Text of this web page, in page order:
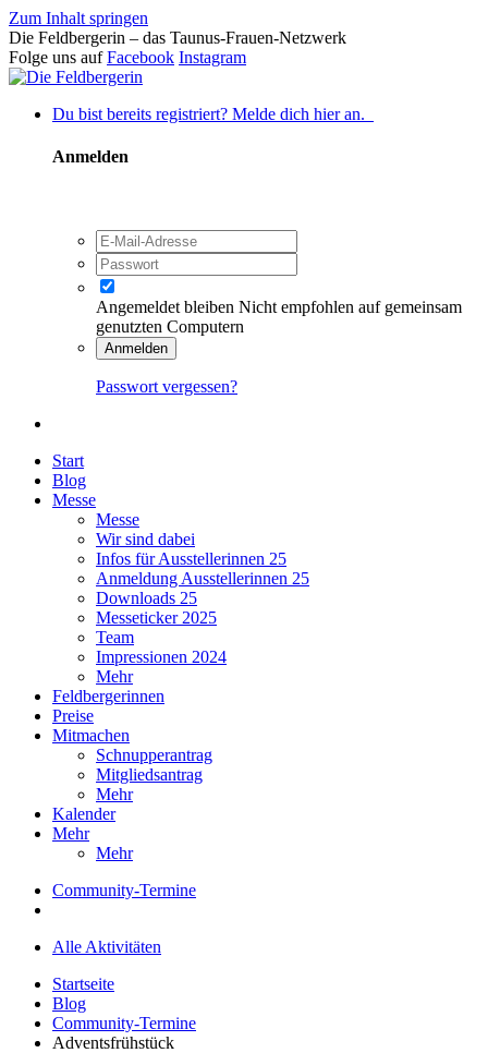
Zum Inhalt springen
Die Feldbergerin – das Taunus-Frauen-Netzwerk
Folge uns aufFacebook Instagram
Du bist bereits registriert? Melde dich hier an.
Anmelden
Angemeldet bleiben Nicht empfohlen auf gemeinsam
genutzten Computern
Anmelden
Passwort vergessen?
Start
Blog
Messe
Messe
Wir sind dabei
Infos für Ausstellerinnen 25
Anmeldung Ausstellerinnen 25
Downloads 25
Messeticker 2025
Team
Impressionen 2024
Mehr
Feldbergerinnen
Preise
Mitmachen
Schnupperantrag
Mitgliedsantrag
Mehr
Kalender
Mehr
Mehr
Community-Termine
Alle Aktivitäten
Startseite
Blog
Community-Termine
Adventsfrühstück